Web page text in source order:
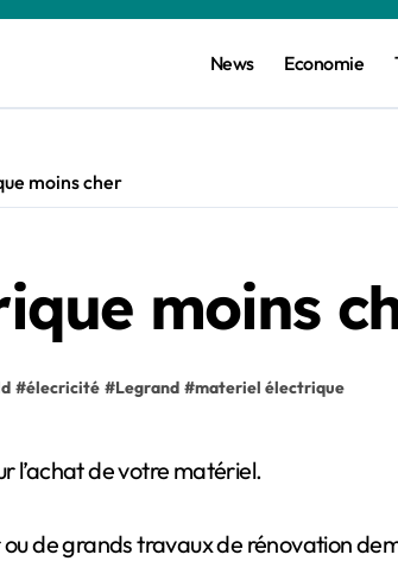
News Economie
moins cher
moins
#élecricité #Legrand #materiel électrique
l’achat de votre matériel.
de grands travaux de rénovation